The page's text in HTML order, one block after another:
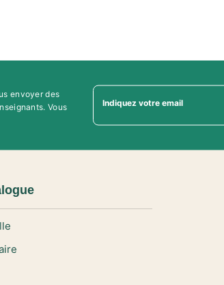
envoyer des
Vous
Indiquez votre email